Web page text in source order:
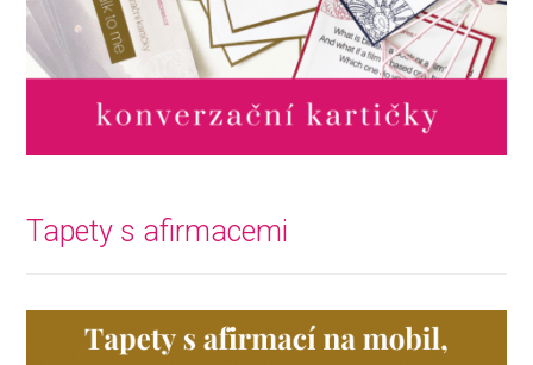
Tapety s afirmacemi